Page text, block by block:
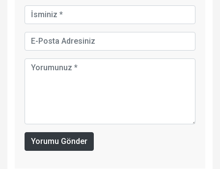
Yorumu Gönder